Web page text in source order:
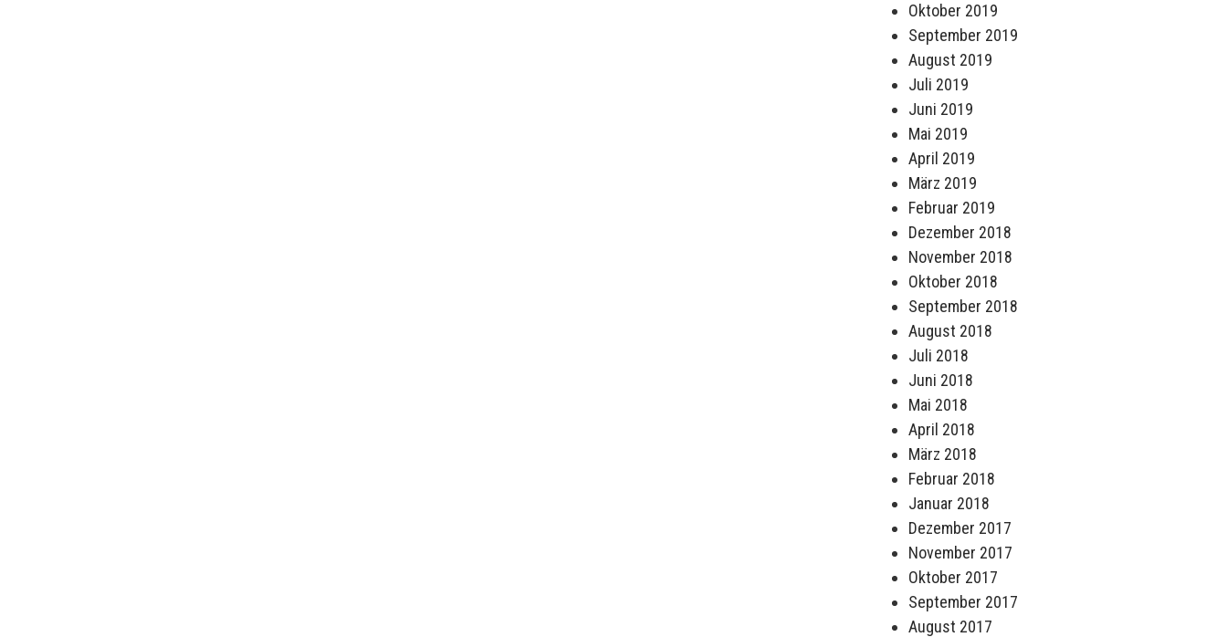
Oktober 2019
September 2019
August 2019
Juli 2019
Juni 2019
Mai 2019
April 2019
März 2019
Februar 2019
Dezember 2018
November 2018
Oktober 2018
September 2018
August 2018
Juli 2018
Juni 2018
Mai 2018
April 2018
März 2018
Februar 2018
Januar 2018
Dezember 2017
November 2017
Oktober 2017
September 2017
August 2017